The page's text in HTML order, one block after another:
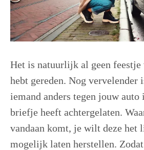
Het is natuurlijk al geen feestje
hebt gereden. Nog vervelender
iemand anders tegen jouw auto
briefje heeft achtergelaten.
vandaan komt, je wilt deze het
mogelijk laten herstellen.